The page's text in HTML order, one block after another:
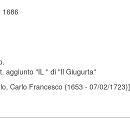
1686
aggiunto "IL " di "Il Giugurta"
Carlo Francesco (1653 - 07/02/1723)]